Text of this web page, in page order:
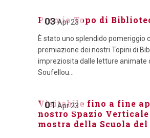
03Apr 23
Premio Topo di
È stato uno splendido pomeriggio
premiazione dei nostri Topini di
impreziosita dalle letture animate
Soufellou...
01Apr23
Visitabile fino a fine
nostro Spazio
mostra della Scuola